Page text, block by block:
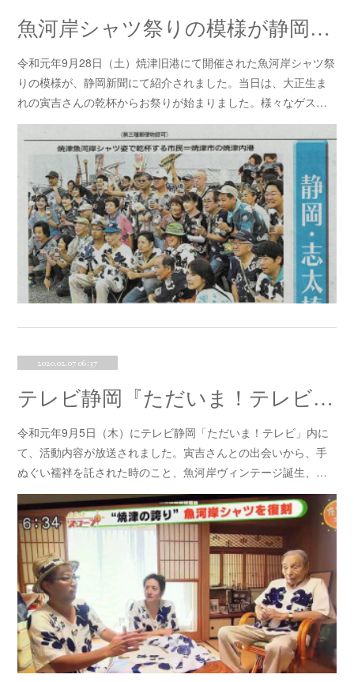
魚河岸シャツ祭りの模様が静岡新聞にて紹介されました！！
令和元年9月28日（土）焼津旧港にて開催された魚河岸シャツ祭
りの模様が、静岡新聞にて紹介されました。当日は、大正生ま
れの寅吉さんの乾杯からお祭りが始まりました。様々なゲス…
2020.02.07 06:37
テレビ静岡『ただいま！テレビ』にて放送されました！！
令和元年9月5日（木）にテレビ静岡「ただいま！テレビ」内に
て、活動内容が放送されました。寅吉さんとの出会いから、手
ぬぐい襦袢を託された時のこと、魚河岸ヴィンテージ誕生、…